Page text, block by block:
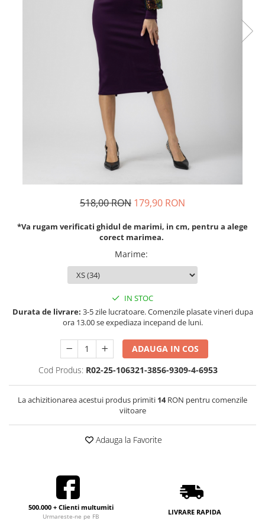
Rochii din Barbie/Bistrech
518,00 RON 179,90 RON
*Va rugam verificati ghidul de marimi, in cm, pentru a alege
corect marimea.
Marime:
IN STOC
Durata de livrare: 3-5 zile lucratoare. Comenzile plasate vineri dupa
ora 13.00 se expediaza incepand de luni.
ADAUGA IN COS
Cod Produs: R02-25-106321-3856-9309-4-6953
La achizitionarea acestui produs primiti 14RON pentru comenzile
viitoare
Adauga la Favorite
500.000 + Clienti multumiti
Urmareste-ne pe FB
LIVRARE RAPIDA